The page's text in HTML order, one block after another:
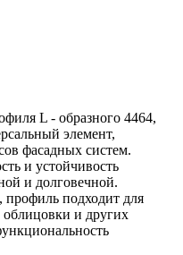
L - образного 4464,
элемент,
фасадных систем.
и устойчивость
и долговечной.
профиль подходит для
и других